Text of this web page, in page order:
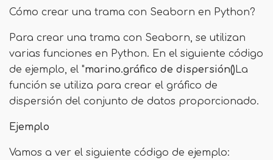
Cómo crear una trama con Seaborn en Python?
Para crear una trama con Seaborn, se utilizan
varias funciones en Python. En el siguiente código
de ejemplo, el "marino.gráfico de dispersión() La
función se utiliza para crear el gráfico de
dispersión del conjunto de datos proporcionado.
Ejemplo
Vamos a ver el siguiente código de ejemplo: